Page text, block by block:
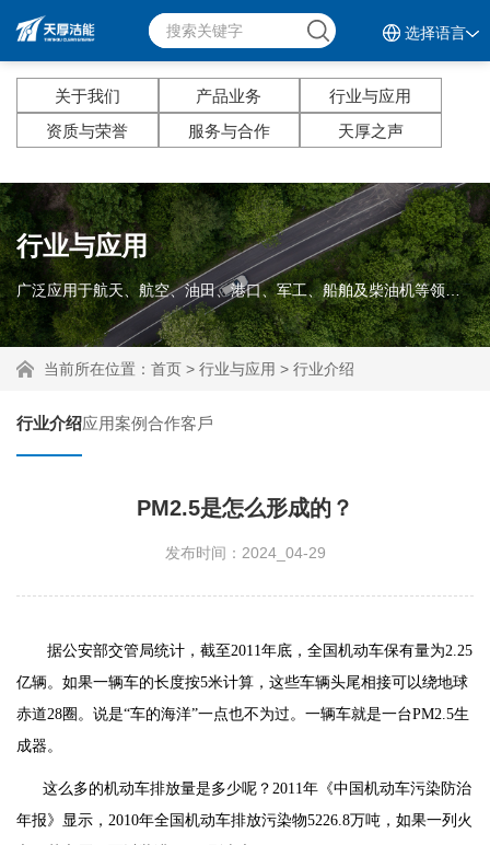
选择语言
关于我们 产品业务
行业与应用
资质与荣誉
服务与合作 天厚之声
行业与应用
广泛应用于航天、航空、油田、港口、军工、船舶及柴油机等领域。
当前所在位置： 首页 > 行业与应用 > 行业介绍
行业介绍应用案例合作客戶
PM2.5是怎么形成的？
发布时间：2024_04-29
据公安部交管局统计，截至2011年底，全国机动车保有量为2.25
亿辆。如果一辆车的长度按5米计算，这些车辆头尾相接可以绕地球
赤道28圈。说是“车的海洋”一点也不为过。一辆车就是一台PM2.5生
成器。
这么多的机动车排放量是多少呢？2011年《中国机动车污染防治
年报》显示，2010年全国机动车排放污染物5226.8万吨，如果一列火